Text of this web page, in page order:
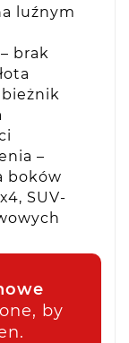
luźnym
brak
bieżnik
–
boków
SUV-
by